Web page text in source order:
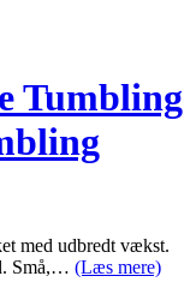
Tumbling
med udbredt vækst.
Små,… (Læs mere)